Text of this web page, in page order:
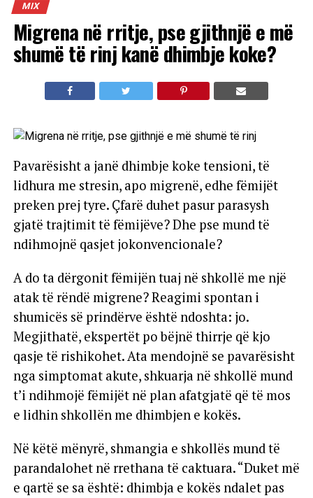
MIX
Migrena në rritje, pse gjithnjë e më
shumë të rinj kanë dhimbje koke?
Pavarësisht a janë dhimbje koke tensioni, të
lidhura me stresin, apo migrenë, edhe fëmijët
preken prej tyre. Çfarë duhet pasur parasysh
gjatë trajtimit të fëmijëve? Dhe pse mund të
ndihmojnë qasjet jokonvencionale?
A do ta dërgonit fëmijën tuaj në shkollë me një
atak të rëndë migrene? Reagimi spontan i
shumicës së prindërve është ndoshta: jo.
Megjithatë, ekspertët po bëjnë thirrje që kjo
qasje të rishikohet. Ata mendojnë se pavarësisht
nga simptomat akute, shkuarja në shkollë mund
t’i ndihmojë fëmijët në plan afatgjatë që të mos
e lidhin shkollën me dhimbjen e kokës.
Në këtë mënyrë, shmangia e shkollës mund të
parandalohet në rrethana të caktuara. “Duket më
e qartë se sa është: dhimbja e kokës ndalet pas